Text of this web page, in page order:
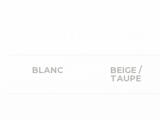
BLANC BEIGE /
TAUPE